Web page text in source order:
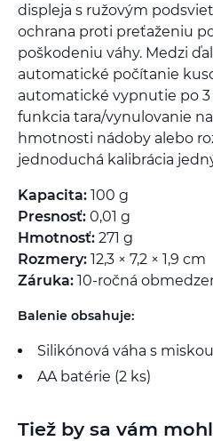
displeja s ružovým
ochrana proti preťaženiu
poškodeniu váhy. Medzi
automatické počítanie
automatické vypnutie po
funkcia tara/vynulovanie
hmotnosti nádoby alebo
jednoduchá kalibrácia
Kapacita: 100 g
Presnosť: 0,01 g
Hmotnosť: 271 g
Rozmery: 12,3 × 7,2 × 1,9 cm
Záruka: 10-ročná
Balenie obsahuje:
Silikónová váha s miskou
AA batérie (2 ks)
Tiež by sa vám